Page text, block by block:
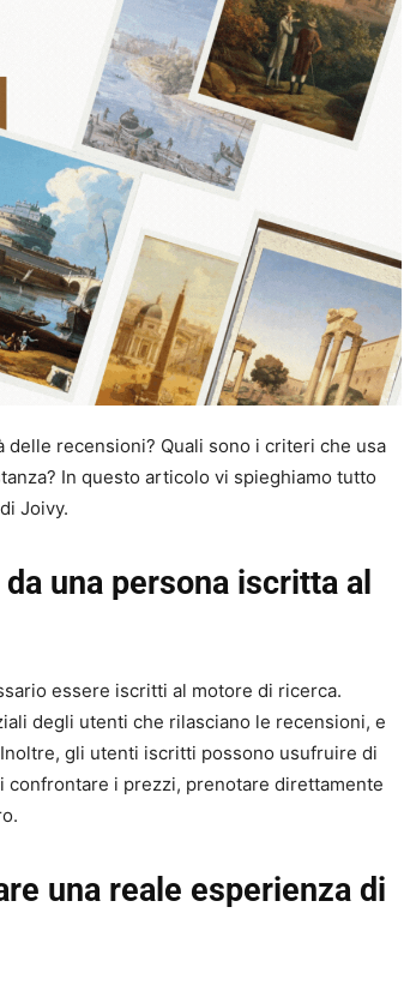
delle recensioni? Quali sono i criteri che usa
In questo articolo vi spieghiamo tutto
Joivy.
una persona iscritta al
essere iscritti al motore di ricerca.
degli utenti che rilasciano le recensioni, e
gli utenti iscritti possono usufruire di
i prezzi, prenotare direttamente
una reale esperienza di